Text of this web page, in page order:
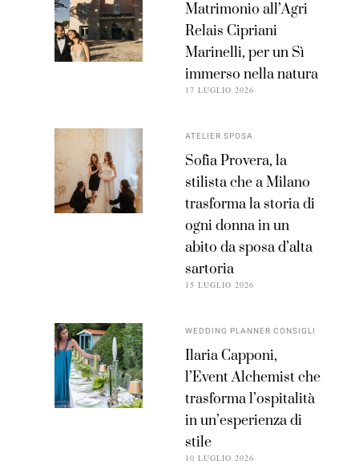
Matrimonio all’Agri
Relais Cipriani
Marinelli, per un Sì
immerso nella natura
17 LUGLIO 2026
ATELIER SPOSA
Sofia Provera, la
stilista che a Milano
trasforma la storia di
ogni donna in un
abito da sposa d’alta
sartoria
15 LUGLIO 2026
WEDDING PLANNER CONSIGLI
Ilaria Capponi,
l’Event Alchemist che
trasforma l’ospitalità
in un’esperienza di
stile
10 LUGLIO 2026